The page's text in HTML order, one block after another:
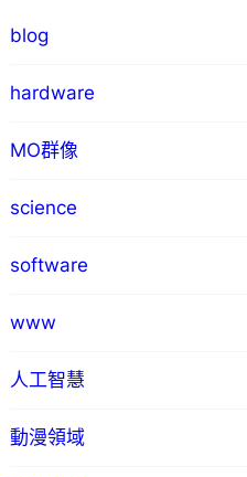
blog
hardware
MO群像
science
software
www
人工智慧
動漫領域